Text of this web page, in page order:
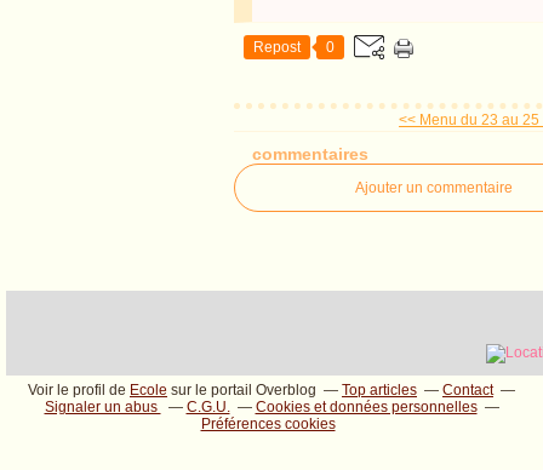
Repost 0
<< Menu du 23 au
commentaires
Ajouter un commentaire
Voir le profil de Ecole sur le portail Overblog Top articles
Contact
Signaler un abus
C.G.U.
Cookies et données personnelles
Préférences cookies